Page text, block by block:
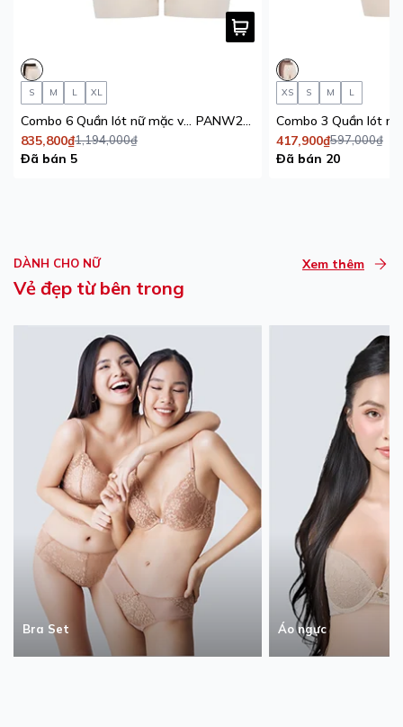
S M L XL
Combo 6 Quần lót nữ mặc váy iBasic không đường may free cut
PANW205
835,800₫1,194,000₫
Đã bán 5
XS S M L
417,900₫597,000₫
Đã bán 20
DÀNH CHO NỮ
Vẻ đẹp từ bên trong
Xem thêm
Bra Set Áo ngực